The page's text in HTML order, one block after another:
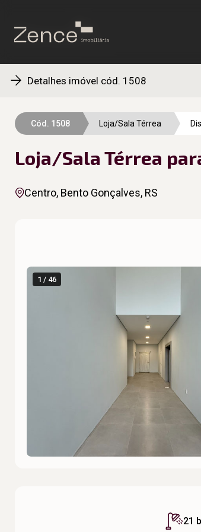
Detalhes imóvel cód. 1508
Cód. 1508 Loja/Sala Térrea
Loja/Sala Térrea
Centro, Bento Gonçalves, RS
1 / 46
21